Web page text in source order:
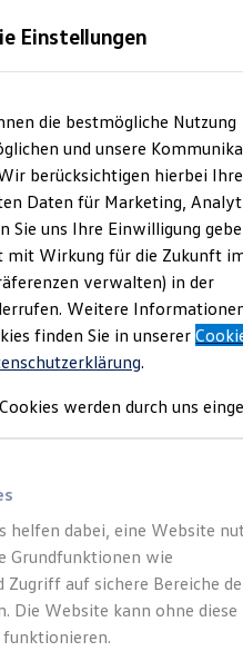
und Gebrauchtwagen
Leasing
Leasing
Freiheit.
Einstellungen
die bestmögliche Nutzung
und unsere
berücksichtigen hierbei Ihre
Daten für Marketing,
Sie uns Ihre Einwilligung
mit Wirkung für die Zukunft
verwalten) in der
Weitere
finden Sie in unserer
.
werden durch uns
helfen dabei, eine Website
Grundfunktionen wie
Zugriff auf sichere Bereiche
Die Website kann ohne diese